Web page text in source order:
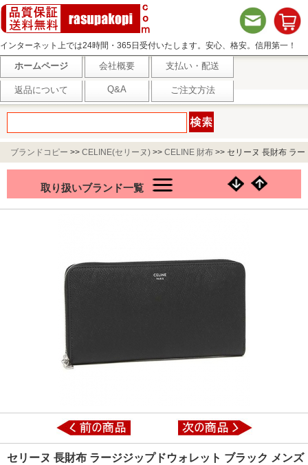
インターネット上では24時間・365日受付いたします。安心、格安。信用第一！
ホームページ 会社概要 支払い・配送
返品について Q&A ご注文方法
ブランドコピー >> CELINE(セリーヌ) >> CELINE 財布 >> セリーヌ 長財布 ラー
取り扱いブランド一覧
セリーヌ 長財布 ラージジップドウォレット ブラック メンズ